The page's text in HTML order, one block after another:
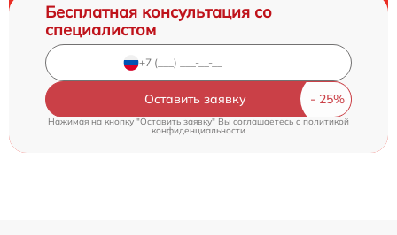
Бесплатная консультация со
специалистом
Оставить заявку
Нажимая на кнопку "Оставить заявку" Вы соглашаетесь cполитикой
конфиденциальности